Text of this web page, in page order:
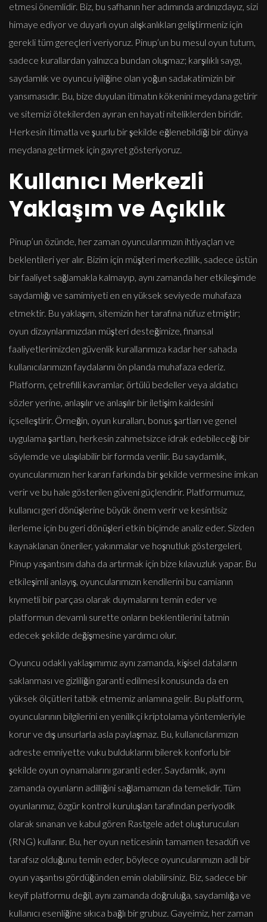
etmesi önemlidir. Biz, bu safhanın her adımında ardınızdayız, sizi
himaye ediyor ve duyarlı oyun alışkanlıkları geliştirmeniz için
gerekli tüm gereçleri veriyoruz. Pinup’un bu mesul oyun tutum,
sadece kurallardan yalnızca bundan oluşmaz; karşılıklı saygı,
saydamlık ve oyuncu iyiliğine olan yoğun sadakatimizin bir
yansımasıdır. Bu, bize duyulan itimatın kökenini meydana getirir
ve sitemizi ötekilerden ayıran en hayati niteliklerden biridir.
Herkesin itimatla ve şuurlu bir şekilde eğlenebildiği bir dünya
meydana getirmek için gayret gösteriyoruz.
Kullanıcı Merkezli
Yaklaşım ve Açıklık
Pinup’un özünde, her zaman oyuncularımızın ihtiyaçları ve
beklentileri yer alır. Bizim için müşteri merkezlilik, sadece üstün
bir faaliyet sağlamakla kalmayıp, aynı zamanda her etkileşimde
saydamlığı ve samimiyeti en en yüksek seviyede muhafaza
etmektir. Bu yaklaşım, sitemizin her tarafına nüfuz etmiştir;
oyun dizaynlarımızdan müşteri desteğimize, finansal
faaliyetlerimizden güvenlik kurallarımıza kadar her sahada
kullanıcılarımızın faydalarını ön planda muhafaza ederiz.
Platform, çetrefilli kavramlar, örtülü bedeller veya aldatıcı
sözler yerine, anlaşılır ve anlaşılır bir iletişim kaidesini
içselleştirir. Örneğin, oyun kuralları, bonus şartları ve genel
uygulama şartları, herkesin zahmetsizce idrak edebileceği bir
söylemde ve ulaşılabilir bir formda verilir. Bu saydamlık,
oyuncularımızın her kararı farkında bir şekilde vermesine imkan
verir ve bu hale gösterilen güveni güçlendirir. Platformumuz,
kullanıcı geri dönüşlerine büyük önem verir ve kesintisiz
ilerleme için bu geri dönüşleri etkin biçimde analiz eder. Sizden
kaynaklanan öneriler, yakınmalar ve hoşnutluk göstergeleri,
Pinup yaşantısını daha da artırmak için bize kılavuzluk yapar. Bu
etkileşimli anlayış, oyuncularımızın kendilerini bu camianın
kıymetli bir parçası olarak duymalarını temin eder ve
platformun devamlı surette onların beklentilerini tatmin
edecek şekilde değişmesine yardımcı olur.
Oyuncu odaklı yaklaşımımız aynı zamanda, kişisel dataların
saklanması ve gizliliğin garanti edilmesi konusunda da en
yüksek ölçütleri tatbik etmemiz anlamına gelir. Bu platform,
oyuncularının bilgilerini en yenilikçi kriptolama yöntemleriyle
korur ve dış unsurlarla asla paylaşmaz. Bu, kullanıcılarımızın
adreste emniyette vuku bulduklarını bilerek konforlu bir
şekilde oyun oynamalarını garanti eder. Saydamlık, aynı
zamanda oyunların adilliğini sağlamamızın da temelidir. Tüm
oyunlarımız, özgür kontrol kuruluşları tarafından periyodik
olarak sınanan ve kabul gören Rastgele adet oluşturucuları
(RNG) kullanır. Bu, her oyun neticesinin tamamen tesadüfi ve
tarafsız olduğunu temin eder, böylece oyuncularımızın adil bir
oyun yaşantısı gördüğünden emin olabilirsiniz. Biz, sadece bir
keyif platformu değil, aynı zamanda doğruluğa, saydamlığa ve
kullanıcı esenliğine sıkıca bağlı bir grubuz. Gayeimiz, her zaman